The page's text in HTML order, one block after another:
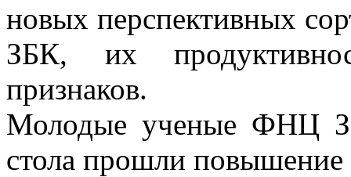
новых перспективных
ЗБК, их
признаков.
Молодые ученые ФНЦ
стола прошли повышение